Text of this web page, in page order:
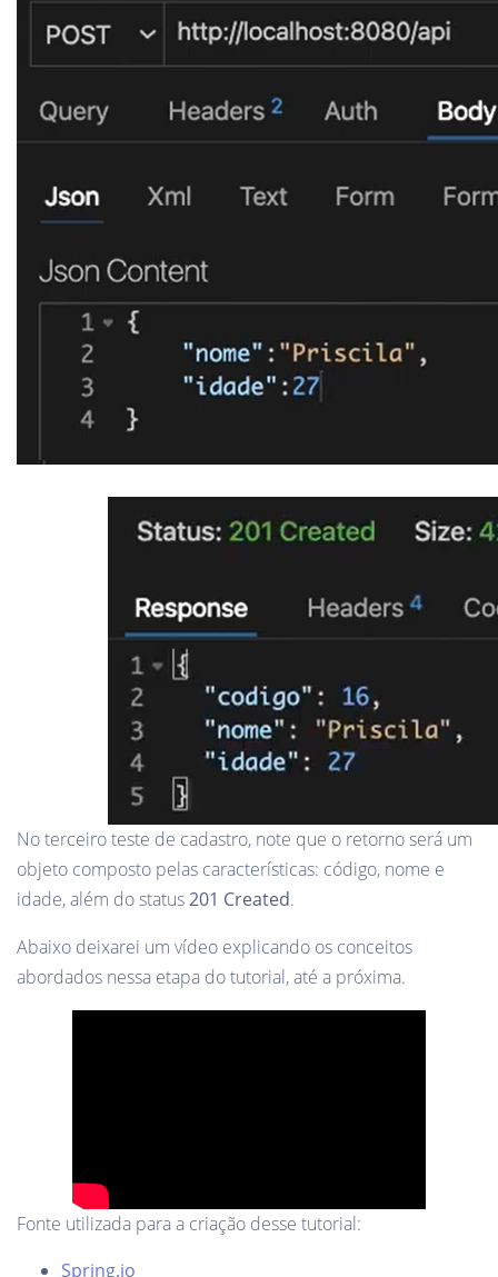
No terceiro teste de cadastro, note que o retorno será um
objeto composto pelas características: código, nome e
idade, além do status201 Created.
Abaixo deixarei um vídeo explicando os conceitos
abordados nessa etapa do tutorial, até a próxima.
Fonte utilizada para a criação desse tutorial:
Spring.io